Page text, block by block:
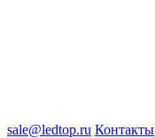
sale@ledtop.ru Контакты